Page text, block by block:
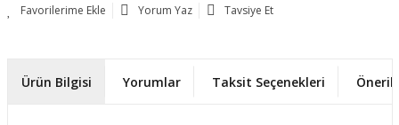
Yorum Yaz Tavsiye Et
Ürün Bilgisi Yorumlar Taksit Seçenekleri